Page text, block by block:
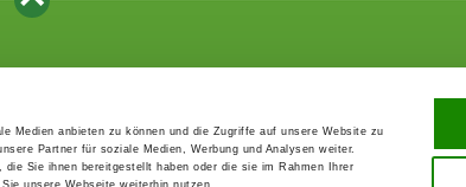
Medien anbieten zu können und die Zugriffe auf unsere Website zu
Partner für soziale Medien, Werbung und Analysen weiter.
Sie ihnen bereitgestellt haben oder die sie im Rahmen Ihrer
VDH/FCI
Paymentsystem
Forms, information brochures,
directories